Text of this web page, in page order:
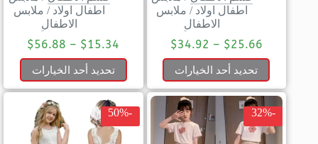
اطفال اولاد / ملابس
الاطفال
$25.66
–
$34.92
تحديد أحد الخيارات
اطفال اولاد / ملابس
الاطفال
$15.34
–
$56.88
تحديد أحد الخيارات
-32%
-50%